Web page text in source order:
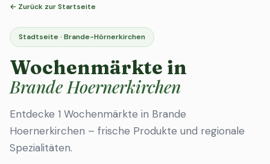
← Zurück zur Startseite
Stadtseite · Brande-Hörnerkirchen
Wochenmärkte in
Brande Hoernerkirchen
Entdecke 1 Wochenmärkte in Brande
Hoernerkirchen – frische Produkte und regionale
Spezialitäten.